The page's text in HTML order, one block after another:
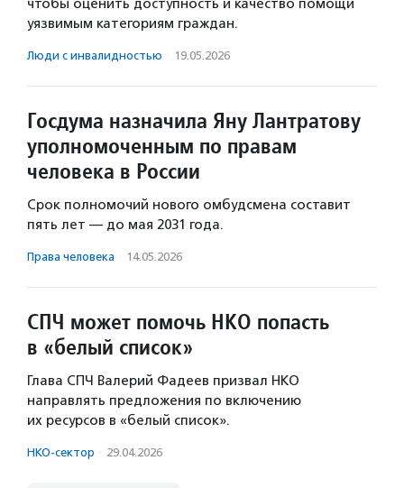
чтобы оценить доступность и качество помощи
уязвимым категориям граждан.
Люди с инвалидностью · 19.05.2026
Госдума назначила Яну Лантратову
уполномоченным по правам
человека в России
Срок полномочий нового омбудсмена составит
пять лет — до мая 2031 года.
Права человека · 14.05.2026
СПЧ может помочь НКО попасть
в «белый список»
Глава СПЧ Валерий Фадеев призвал НКО
направлять предложения по включению
их ресурсов в «белый список».
НКО-сектор · 29.04.2026